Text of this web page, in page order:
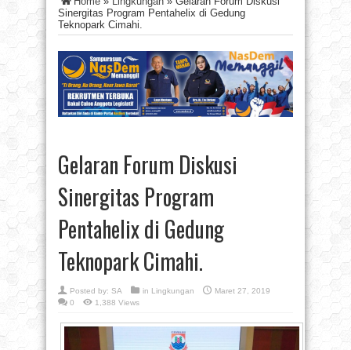
Sinergitas Program Pentahelix di Gedung
Teknopark Cimahi.
Gelaran Forum Diskusi
Sinergitas Program
Pentahelix di Gedung
Teknopark Cimahi.
Posted by: SA in Lingkungan
Maret 27, 2019
0
1,388 Views